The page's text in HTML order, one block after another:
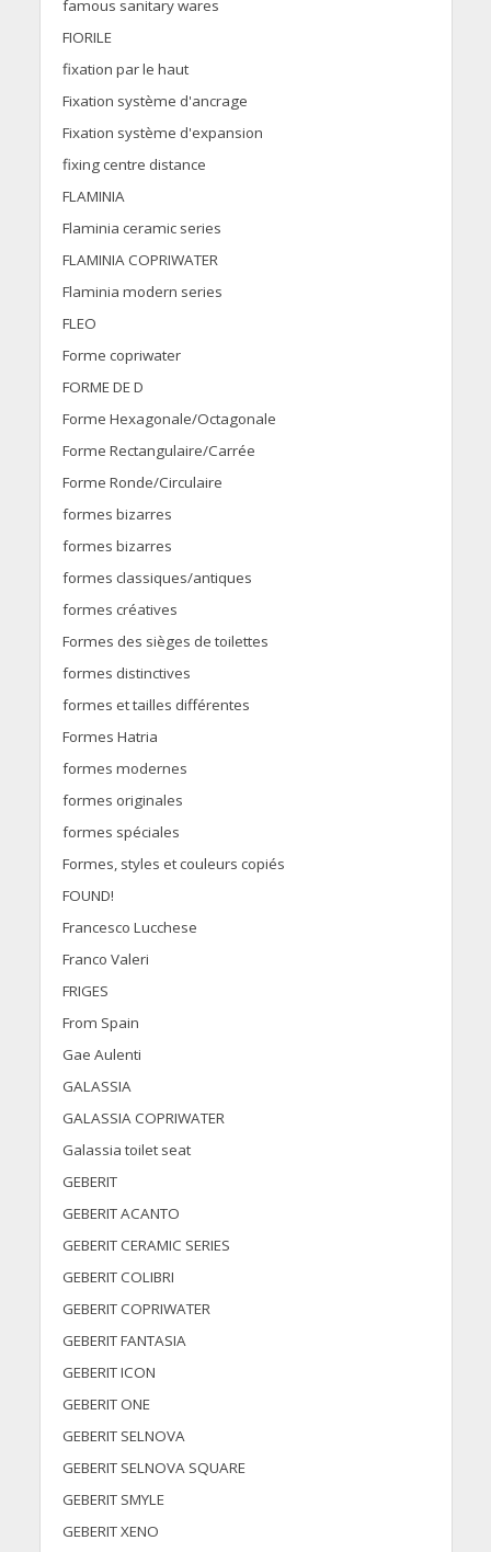
famous sanitary wares
FIORILE
fixation par le haut
Fixation système d'ancrage
Fixation système d'expansion
fixing centre distance
FLAMINIA
Flaminia ceramic series
FLAMINIA COPRIWATER
Flaminia modern series
FLEO
Forme copriwater
FORME DE D
Forme Hexagonale/Octagonale
Forme Rectangulaire/Carrée
Forme Ronde/Circulaire
formes bizarres
formes bizarres
formes classiques/antiques
formes créatives
Formes des sièges de toilettes
formes distinctives
formes et tailles différentes
Formes Hatria
formes modernes
formes originales
formes spéciales
Formes, styles et couleurs copiés
FOUND!
Francesco Lucchese
Franco Valeri
FRIGES
From Spain
Gae Aulenti
GALASSIA
GALASSIA COPRIWATER
Galassia toilet seat
GEBERIT
GEBERIT ACANTO
GEBERIT CERAMIC SERIES
GEBERIT COLIBRI
GEBERIT COPRIWATER
GEBERIT FANTASIA
GEBERIT ICON
GEBERIT ONE
GEBERIT SELNOVA
GEBERIT SELNOVA SQUARE
GEBERIT SMYLE
GEBERIT XENO